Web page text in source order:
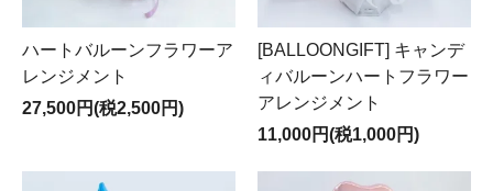
ハートバルーンフラワーア
レンジメント
27,500円(税2,500円)
[BALLOONGIFT] キャンデ
ィバルーンハートフラワー
アレンジメント
11,000円(税1,000円)